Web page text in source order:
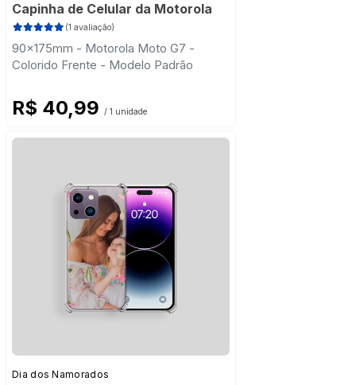
Capinha de Celular da Motorola
(1 avaliação)
90x175mm - Motorola Moto G7 -
Colorido Frente - Modelo Padrão
R$ 40,99 / 1 unidade
Dia dos Namorados